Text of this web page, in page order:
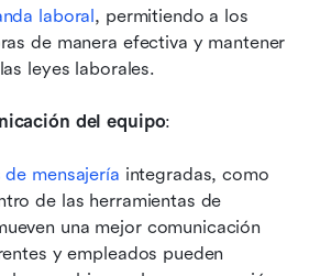
laboral, permitiendo a los
de manera efectiva y mantener
leyes laborales.
del equipo:
mensajería integradas, como
de las herramientas de
una mejor comunicación
y empleados pueden